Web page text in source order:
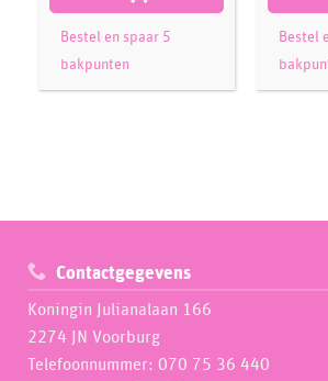
Bestel en spaar 5
bakpunten
Bestel
Contactgegevens
Koningin Julianalaan 166
2274 JN Voorburg
Telefoonnummer: 070 75 36 440